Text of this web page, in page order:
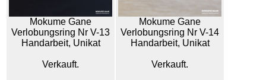
Mokume Gane
Verlobungsring Nr V-13
Handarbeit, Unikat
Verkauft.
Mokume Gane
Verlobungsring Nr V-14
Handarbeit, Unikat
Verkauft.